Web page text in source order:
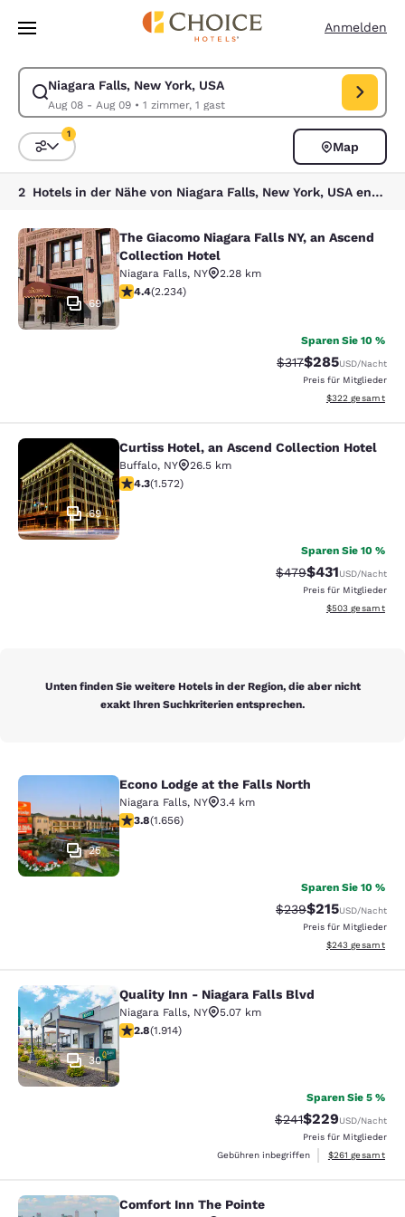
Weiter Zu Hauptinhalt
Anmelden
Niagara Falls, New York, USA
Aug 08 - Aug 09• 1 zimmer, 1 gast
Suche für Niagara Falls, New York, USA ändern. Check-in-Datum Aug
Sortieren und Filtern,
1
Map
2 Hotels in der Nähe von Niagara Falls, New York, USA entsprechen Ihren Filtern
The Giacomo Niagara Falls NY, an
69
The Giacomo Niagara Falls NY, an Ascend
Collection Hotel
Niagara Falls, NY
2.28 km
4.37-Sterne-Bewertung. Hervorragend. 2234
4.4(2.234)
Sparen Sie 10 %
Durchgestrichener
$317Vergünstigter
$285USD/Nacht
Preis für Mitglieder
Geschätzte
$322 gesamt
Curtiss Hotel, an Ascend Collection
69
Curtiss Hotel, an Ascend Collection Hotel
Buffalo, NY
26.5 km
4.32-Sterne-Bewertung. Hervorragend. 1572
4.3(1.572)
Sparen Sie 10 %
Durchgestrichener
$479Vergünstigter
$431USD/Nacht
Preis für Mitglieder
Geschätzte
$503 gesamt
Unten finden Sie weitere Hotels in der Region, die aber nicht
exakt Ihren Suchkriterien entsprechen.
Econo Lodge at the Falls North
25
Econo Lodge at the Falls North
Niagara Falls, NY
3.4 km
3.77-Sterne-Bewertung. Gut. 1656 Bewertungen
3.8(1.656)
Sparen Sie 10 %
Durchgestrichener
$239Vergünstigter
$215USD/Nacht
Preis für Mitglieder
Geschätzte
$243 gesamt
Quality Inn - Niagara Falls Blvd
30
Quality Inn - Niagara Falls Blvd
Niagara Falls, NY
5.07 km
2.79-Sterne-Bewertung. Mittelmäßig. 1914
2.8(1.914)
Sparen Sie 5 %
Durchgestrichener
$241Vergünstigter
$229USD/Nacht
Preis für Mitglieder
Gebühren inbegriffen
Geschätzte
$261 gesamt
Comfort Inn The Pointe
Comfort Inn The Pointe